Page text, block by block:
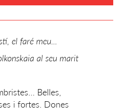
el faré meu...
al seu marit
Belles,
i fortes. Dones